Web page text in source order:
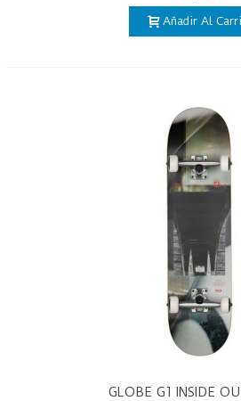
Añadir Al
GLOBE G1 INSIDE